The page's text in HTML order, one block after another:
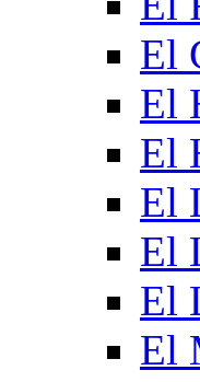
El
El
El
El
El
El
El